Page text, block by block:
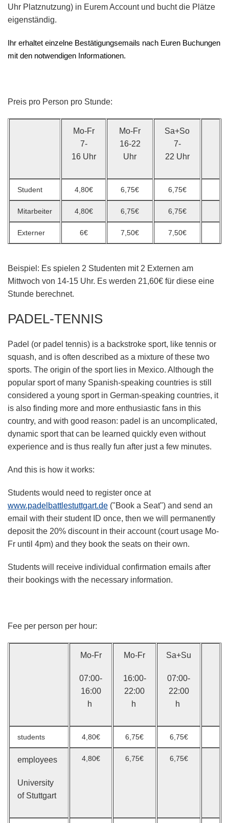
Uhr Platznutzung) in Eurem Account und bucht die Plätze
eigenständig.
Ihr erhaltet einzelne Bestätigungsemails nach Euren Buchungen
mit den notwendigen Informationen.
Preis pro Person pro Stunde:
Mo-Fr
7-
16 Uhr
Mo-Fr
16-22
Uhr
Sa+So
7-
22 Uhr
Student 4,80€ 6,75€ 6,75€
Mitarbeiter 4,80€ 6,75€ 6,75€
Externer 6€ 7,50€ 7,50€
Beispiel: Es spielen 2 Studenten mit 2 Externen am
Mittwoch von 14-15 Uhr. Es werden 21,60€ für diese eine
Stunde berechnet.
PADEL-TENNIS
Padel (or padel tennis) is a backstroke sport, like tennis or
squash, and is often described as a mixture of these two
sports. The origin of the sport lies in Mexico. Although the
popular sport of many Spanish-speaking countries is still
considered a young sport in German-speaking countries, it
is also finding more and more enthusiastic fans in this
country, and with good reason: padel is an uncomplicated,
dynamic sport that can be learned quickly even without
experience and is thus really fun after just a few minutes.
And this is how it works:
Students would need to register once at
www.padelbattlestuttgart.de ("Book a Seat") and send an
email with their student ID once, then we will permanently
deposit the 20% discount in their account (court usage Mo-
Fr until 4pm) and they book the seats on their own.
Students will receive individual confirmation emails after
their bookings with the necessary information.
Fee per person per hour:
Mo-Fr
07:00-
16:00
h
Mo-Fr
16:00-
22:00
h
Sa+Su
07:00-
22:00
h
students 4,80€ 6,75€ 6,75€
employees
University
of Stuttgart
4,80€ 6,75€ 6,75€